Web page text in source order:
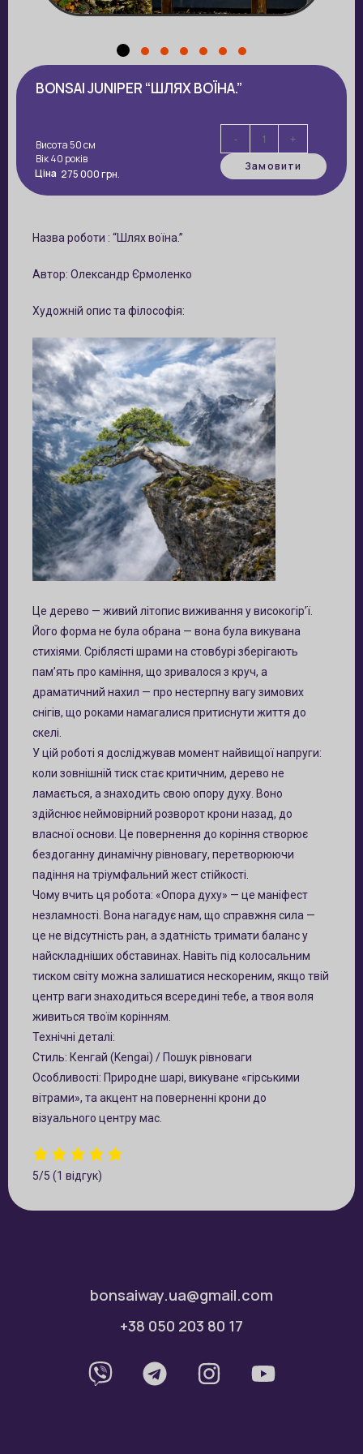
BONSAI JUNIPER “ШЛЯХ ВОЇНА.”
Висота 50 см
Вік 40 років
Ціна 275 000грн.
- +
Замовити
Назва роботи : “Шлях воїна.”
Автор: Олександр Єрмоленко
Художній опис та філософія:
Це дерево — живий літопис виживання у високогір’ї.
Його форма не була обрана — вона була викувана
стихіями. Сріблясті шрами на стовбурі зберігають
пам’ять про каміння, що зривалося з круч, а
драматичний нахил — про нестерпну вагу зимових
снігів, що роками намагалися притиснути життя до
скелі.
У цій роботі я досліджував момент найвищої напруги:
коли зовнішній тиск стає критичним, дерево не
ламається, а знаходить свою опору духу. Воно
здійснює неймовірний розворот крони назад, до
власної основи. Це повернення до коріння створює
бездоганну динамічну рівновагу, перетворюючи
падіння на тріумфальний жест стійкості.
Чому вчить ця робота: «Опора духу» — це маніфест
незламності. Вона нагадує нам, що справжня сила —
це не відсутність ран, а здатність тримати баланс у
найскладніших обставинах. Навіть під колосальним
тиском світу можна залишатися нескореним, якщо твій
центр ваги знаходиться всередині тебе, а твоя воля
живиться твоїм корінням.
Технічні деталі:
Стиль: Кенгай (Kengai) / Пошук рівноваги
Особливості: Природне шарі, викуване «гірськими
вітрами», та акцент на поверненні крони до
візуального центру мас.
5/5 (1 відгук)
bonsaiway.ua@gmail.com
+38 050 203 80 17